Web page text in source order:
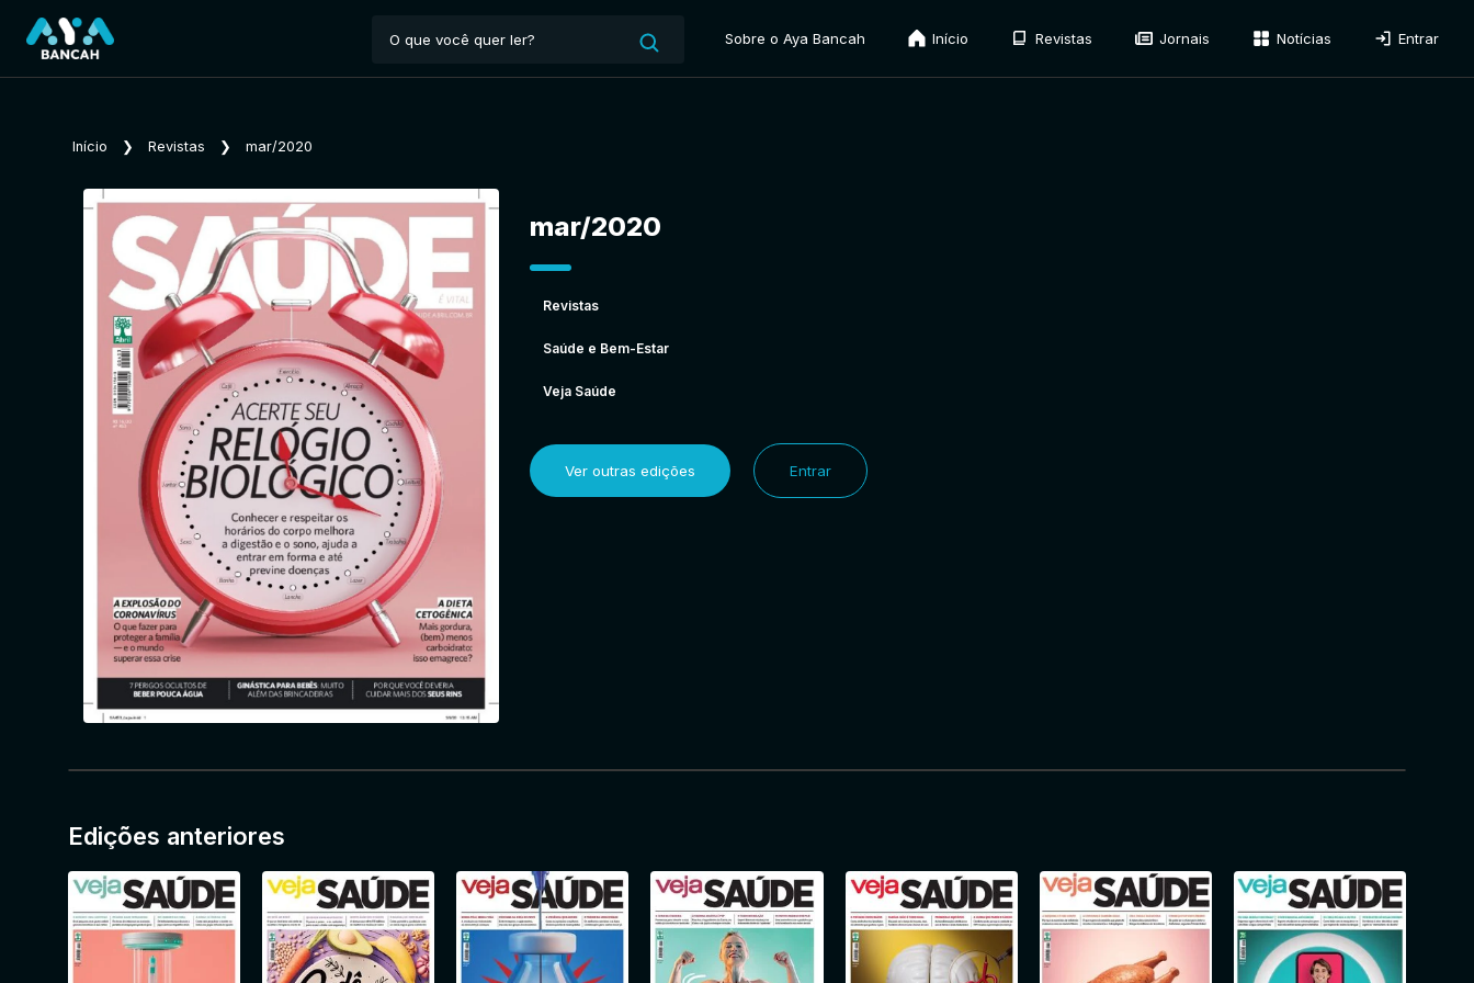
Sobre o Aya Bancah Início Revistas Jornais Notícias Entrar
Início ❯ Revistas ❯ mar/2020
mar/2020
Revistas
Saúde e Bem-Estar
Veja Saúde
Ver outras edições Entrar
Edições anteriores